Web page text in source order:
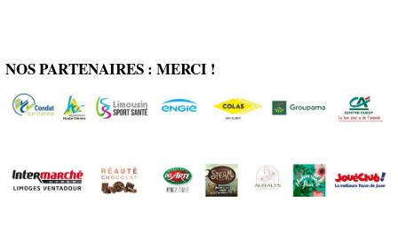
NOS PARTENAIRES : MERCI !